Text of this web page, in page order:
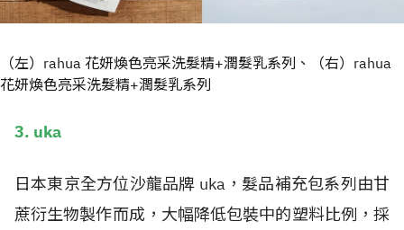
（左）rahua 花妍煥色亮采洗髮精+潤髮乳系列、（右）rahua
花妍煥色亮采洗髮精+潤髮乳系列
3. uka
日本東京全方位沙龍品牌 uka，髮品補充包系列由甘
蔗衍生物製作而成，大幅降低包裝中的塑料比例，採